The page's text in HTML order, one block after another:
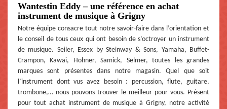
Wantestin Eddy – une référence en achat
instrument de musique à Grigny
Notre équipe consacre tout notre savoir-faire dans l’orientation et
le conseil de tous ceux qui ont besoin de s’octroyer un instrument
de musique. Seiler, Essex by Steinway & Sons, Yamaha, Buffet-
Crampon, Kawai, Hohner, Samick, Selmer, toutes les grandes
marques sont présentes dans notre magasin. Quel que soit
l’instrument dont vus avez besoin : percussion, flute, guitare,
trombone,… nous pouvons trouver le meilleur pour vous. Présent
pour tout achat instrument de musique à Grigny, notre activité